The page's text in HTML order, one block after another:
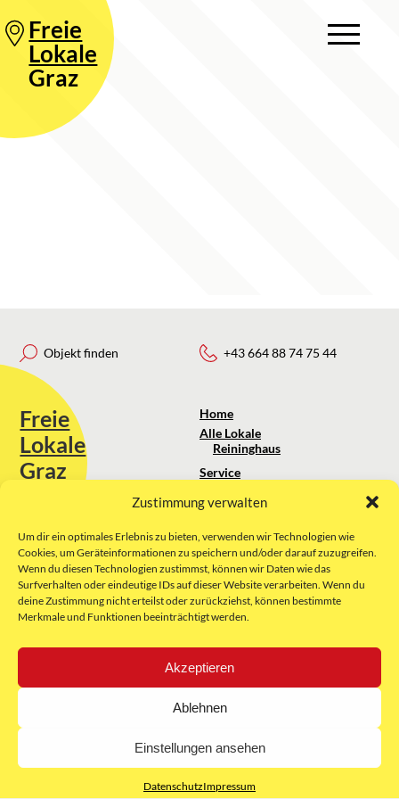
Zustimmung verwalten
Um dir ein optimales Erlebnis zu bieten, verwenden wir Technologien wie
Cookies, um Geräteinformationen zu speichern und/oder darauf zuzugreifen.
Wenn du diesen Technologien zustimmst, können wir Daten wie das
Surfverhalten oder eindeutige IDs auf dieser Website verarbeiten. Wenn du
deine Zustimmung nicht erteilst oder zurückziehst, können bestimmte
Merkmale und Funktionen beeinträchtigt werden.
Akzeptieren
Ablehnen
Einstellungen ansehen
DatenschutzImpressum
Freie
Lokale
Graz
Objekt finden
Freie
Lokale
Graz
Sie erreichen uns unter:
kontakt@freielokale-graz.at
Website by Rubikon Werbeagentur
GmbH
+43 664 88 74 75 44
Home
Alle Lokale
Reininghaus
Service
Über uns
Impressum
AGB
Datenschutz
E-Mail